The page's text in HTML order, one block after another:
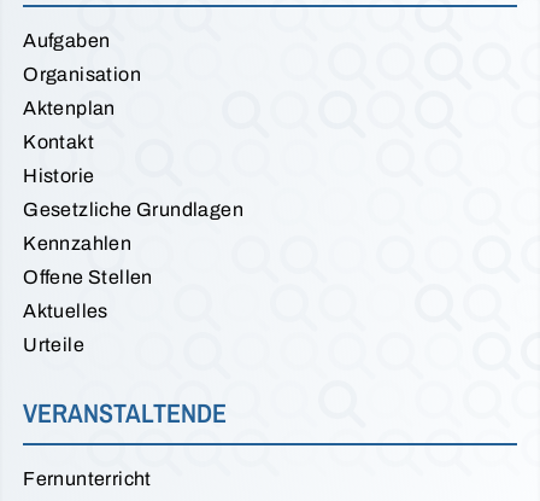
Aufgaben
Organisation
Aktenplan
Kontakt
Historie
Gesetzliche Grundlagen
Kennzahlen
Offene Stellen
Aktuelles
Urteile
VERANSTALTENDE
Fernunterricht